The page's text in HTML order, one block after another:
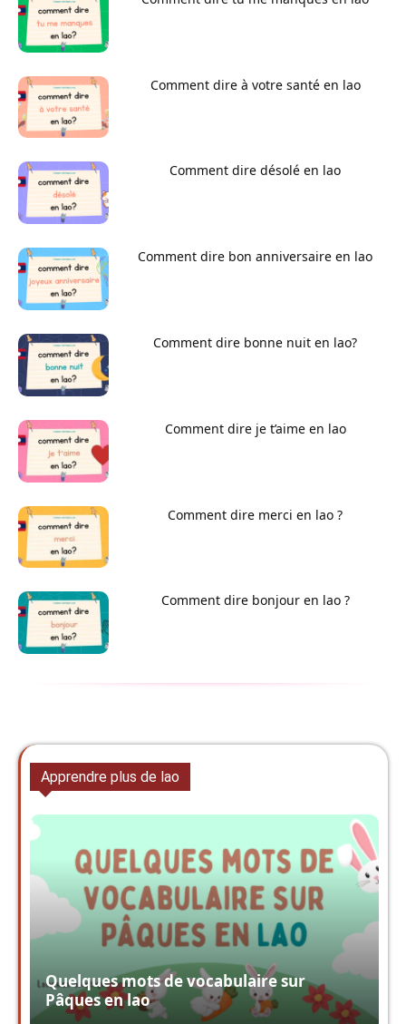
Comment dire à votre santé en lao
Comment dire désolé en lao
Comment dire bon anniversaire en lao
Comment dire bonne nuit en lao?
Comment dire je t’aime en lao
Comment dire merci en lao ?
Comment dire bonjour en lao ?
Apprendre plus de lao
Quelques mots de vocabulaire sur
Pâques en lao